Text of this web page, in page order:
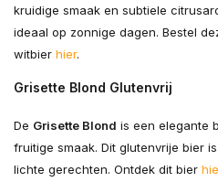
kruidige smaak en subtiele
ideaal op zonnige dagen. Bestel
witbier hier.
Grisette Blond Glutenvrij
De Grisette Blond is een elegante
fruitige smaak. Dit glutenvrije bier
lichte gerechten. Ontdek dit bier